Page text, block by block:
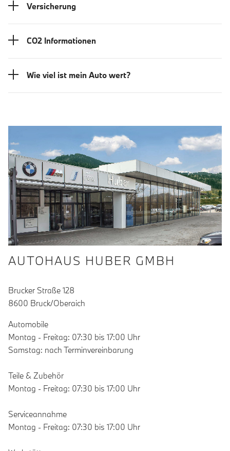
Versicherung
CO2 Informationen
Wie viel ist mein Auto wert?
AUTOHAUS HUBER GMBH
Brucker Straße 128
8600 Bruck/Oberaich
Automobile
Montag - Freitag: 07:30 bis 17:00 Uhr
Samstag: nach Terminvereinbarung
Teile & Zubehör
Montag - Freitag: 07:30 bis 17:00 Uhr
Serviceannahme
Montag - Freitag: 07:30 bis 17:00 Uhr